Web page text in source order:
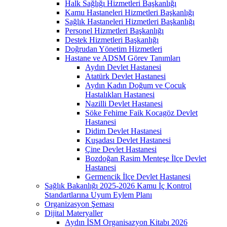
Halk Sağlığı Hizmetleri Başkanlığı
Kamu Hastaneleri Hizmetleri Başkanlığı
Sağlık Hastaneleri Hizmetleri Başkanlığı
Personel Hizmetleri Başkanlığı
Destek Hizmetleri Başkanlığı
Doğrudan Yönetim Hizmetleri
Hastane ve ADSM Görev Tanımları
Aydın Devlet Hastanesi
Atatürk Devlet Hastanesi
Aydın Kadın Doğum ve Çocuk
Hastalıkları Hastanesi
Nazilli Devlet Hastanesi
Söke Fehime Faik Kocagöz Devlet
Hastanesi
Didim Devlet Hastanesi
Kuşadası Devlet Hastanesi
Çine Devlet Hastanesi
Bozdoğan Rasim Menteşe İlçe Devlet
Hastanesi
Germencik İlçe Devlet Hastanesi
Sağlık Bakanlığı 2025-2026 Kamu İç Kontrol
Standartlarına Uyum Eylem Planı
Organizasyon Şeması
Dijital Materyaller
Aydın İSM Organisazyon Kitabı 2026